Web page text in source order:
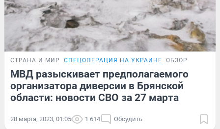
СТРАНА И МИР СПЕЦОПЕРАЦИЯ НА УКРАИНЕ ОБЗОР
МВД разыскивает предполагаемого
организатора диверсии в Брянской
области: новости СВО за 27 марта
28 марта, 2023, 01:05 1 614 Обсудить